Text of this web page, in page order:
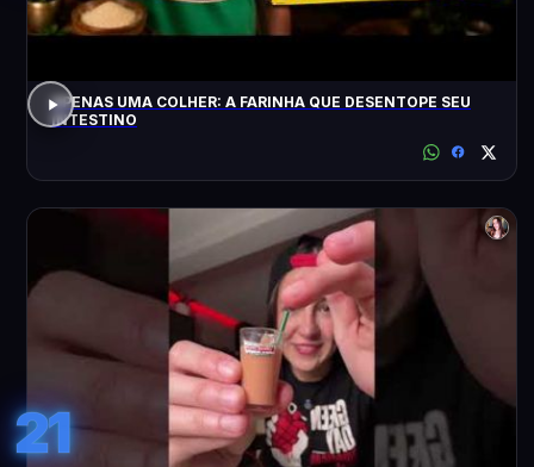
APENAS UMA COLHER: A FARINHA QUE DESENTOPE SEU
INTESTINO
21